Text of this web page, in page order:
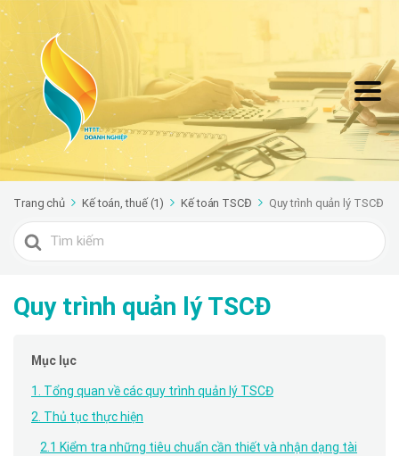
Trang chủ Kế toán, thuế (1) Kế toán TSCĐ Quy trình quản lý TSCĐ
Search
For
Quy trình quản lý TSCĐ
Mục lục
1. Tổng quan về các quy trình quản lý TSCĐ
2. Thủ tục thực hiện
2.1 Kiểm tra những tiêu chuẩn cần thiết và nhận dạng tài